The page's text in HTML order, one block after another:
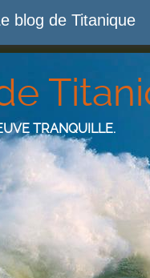
blog de Titanique
TRANQUILLE.